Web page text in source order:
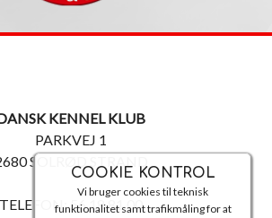
COOKIE KONTROL
Vi bruger cookies til teknisk
funktionalitet samt trafikmåling for at
KENNEL KLUB
PARKVEJ 1
SOLRØD STRAND
TELEFON: 56 18 81 00